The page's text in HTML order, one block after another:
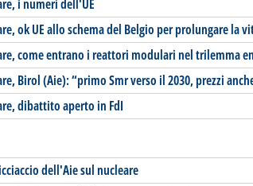
i numeri dell'UE
ok UE allo schema del Belgio per prolungare la
come entrano i reattori modulari nel trilemma
Birol (Aie): “primo Smr verso il 2030, prezzi
dibattito aperto in FdI
dell'Aie sul nucleare